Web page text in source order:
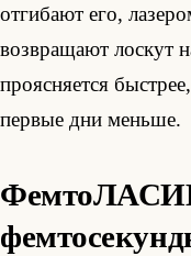
отгибают его,
возвращают лоскут
проясняется
первые дни меньше.